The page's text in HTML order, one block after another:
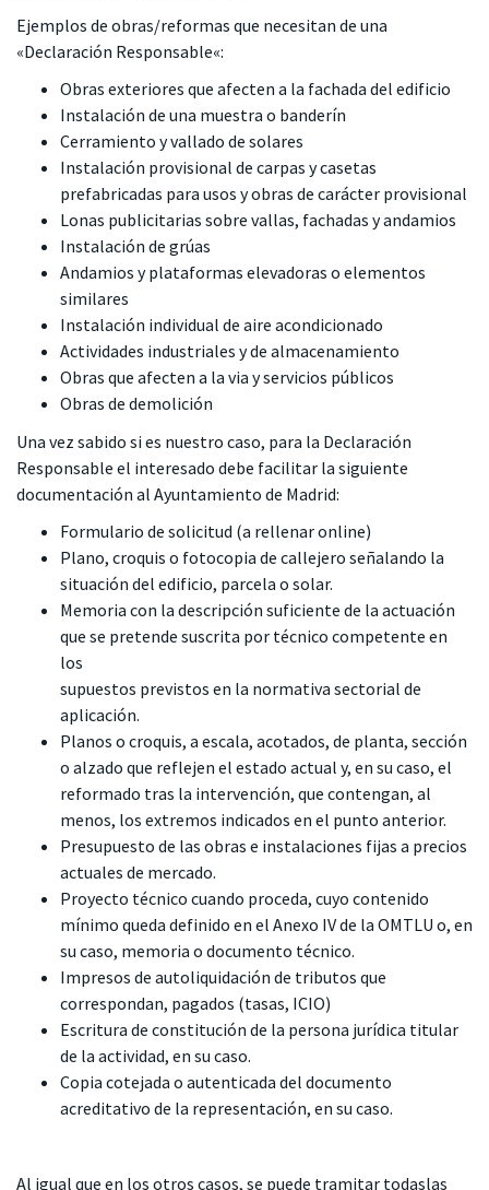
Ejemplos de obras/reformas que necesitan de una
«Declaración Responsable«:
Obras exteriores que afecten a la fachada del edificio
Instalación de una muestra o banderín
Cerramiento y vallado de solares
Instalación provisional de carpas y casetas
prefabricadas para usos y obras de carácter provisional
Lonas publicitarias sobre vallas, fachadas y andamios
Instalación de grúas
Andamios y plataformas elevadoras o elementos
similares
Instalación individual de aire acondicionado
Actividades industriales y de almacenamiento
Obras que afecten a la via y servicios públicos
Obras de demolición
Una vez sabido si es nuestro caso, para la Declaración
Responsable el interesado debe facilitar la siguiente
documentación al Ayuntamiento de Madrid:
Formulario de solicitud (a rellenar online)
Plano, croquis o fotocopia de callejero señalando la
situación del edificio, parcela o solar.
Memoria con la descripción suficiente de la actuación
que se pretende suscrita por técnico competente en
los
supuestos previstos en la normativa sectorial de
aplicación.
Planos o croquis, a escala, acotados, de planta, sección
o alzado que reflejen el estado actual y, en su caso, el
reformado tras la intervención, que contengan, al
menos, los extremos indicados en el punto anterior.
Presupuesto de las obras e instalaciones fijas a precios
actuales de mercado.
Proyecto técnico cuando proceda, cuyo contenido
mínimo queda definido en el Anexo IV de la OMTLU o, en
su caso, memoria o documento técnico.
Impresos de autoliquidación de tributos que
correspondan, pagados (tasas, ICIO)
Escritura de constitución de la persona jurídica titular
de la actividad, en su caso.
Copia cotejada o autenticada del documento
acreditativo de la representación, en su caso.
Al igual que en los otros casos, se puede tramitar todaslas